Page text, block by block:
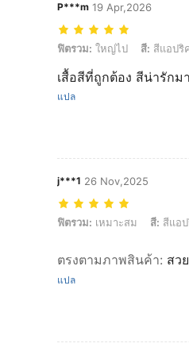
P***m 19 Apr,2026
ฟิตรวม: ใหญ่ไป, สี: สีแอปริคอท,
ฟิตรวม: ใหญ่ไป สี: สีแอปริ
เสื้อสีที่ถูกต้อง สีน่ารัก
แปล
j***1 26 Nov,2025
ฟิตรวม: เหมาะสม, สี: สีแอปริคอท
ฟิตรวม: เหมาะสม สี: สีแอ
ตรงตามภาพสินค้า: สว
แปล